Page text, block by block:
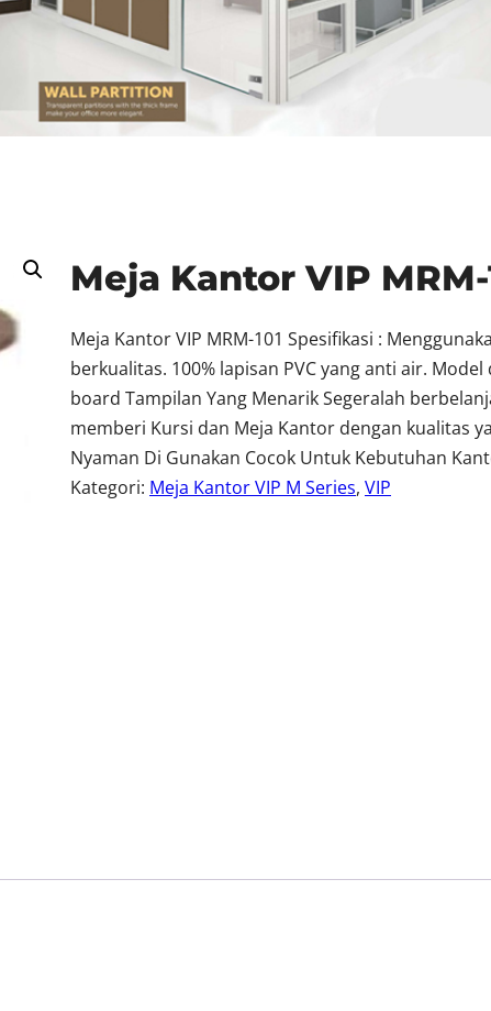
Meja Kantor VIP MRM-
Meja Kantor VIP MRM-101 Spesifikasi :
berkualitas. 100% lapisan PVC yang anti air.
board Tampilan Yang Menarik Segeralah
memberi Kursi dan Meja Kantor dengan kualitas
Nyaman Di Gunakan Cocok Untuk Kebutuhan
Kategori: Meja Kantor VIP M Series, VIP